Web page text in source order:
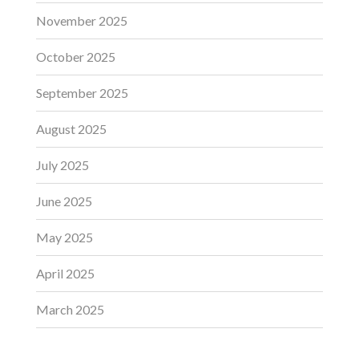
November 2025
October 2025
September 2025
August 2025
July 2025
June 2025
May 2025
April 2025
March 2025